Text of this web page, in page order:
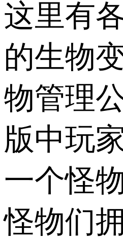
这里有
的生物
物管理
版中玩
一个怪
怪物们